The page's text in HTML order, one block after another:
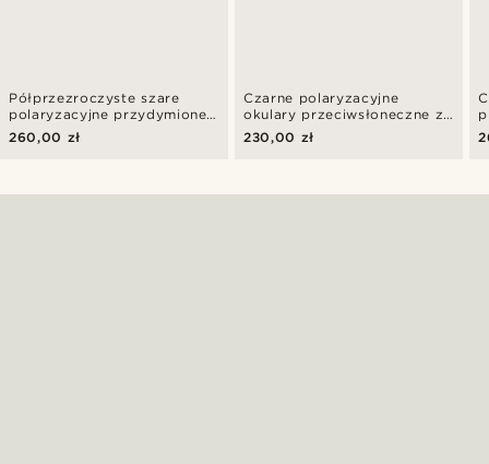
Półprzezroczyste szare
polaryzacyjne przydymione
okulary przeciwsłoneczne
retro
260,00 zł
Czarne polaryzacyjne
okulary przeciwsłoneczne z
linią brwi
230,00 zł